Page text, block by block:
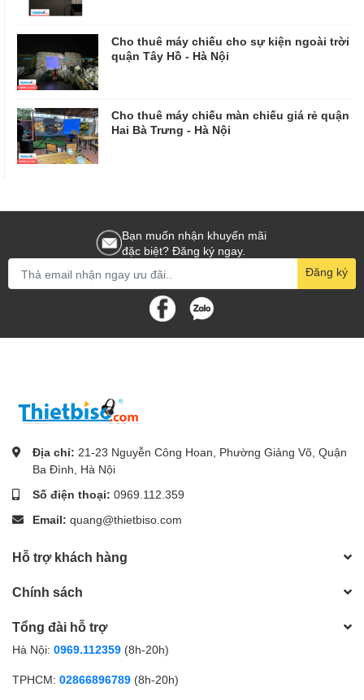
Cho thuê máy chiếu cho sự kiện ngoài trời
quận Tây Hồ - Hà Nội
Cho thuê máy chiếu màn chiếu giá rẻ quận
Hai Bà Trưng - Hà Nội
Bạn muốn nhận khuyến mãi
đặc biệt? Đăng ký ngay.
Đăng ký
Địa chỉ: 21-23 Nguyễn Công Hoan, Phường Giảng Võ, Quận
Ba Đình, Hà Nội
Số điện thoại: 0969.112.359
Email: quang@thietbiso.com
Hỗ trợ khách hàng
Chính sách
Tổng đài hỗ trợ
Hà Nội: 0969.112359 (8h-20h)
TPHCM: 02866896789 (8h-20h)